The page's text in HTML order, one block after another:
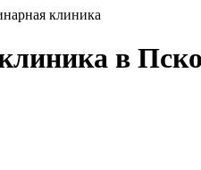
клиника
в